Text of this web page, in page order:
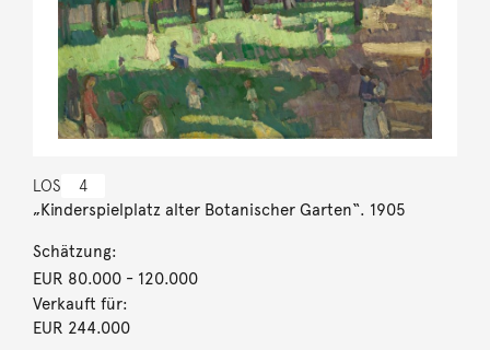
LOS 4
„Kinderspielplatz alter Botanischer Garten“. 1905
Schätzung:
EUR 80.000- 120.000
Verkauft für:
EUR 244.000